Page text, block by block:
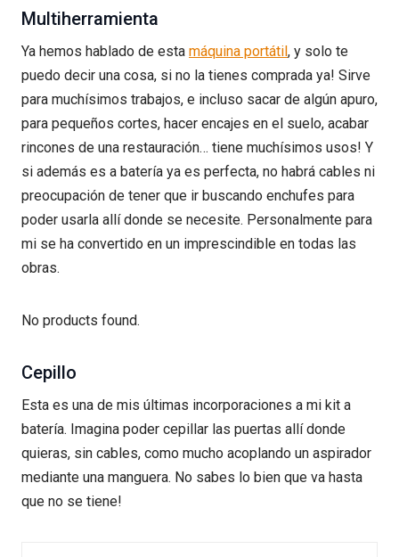
Multiherramienta
Ya hemos hablado de esta máquina portátil , y solo te
puedo decir una cosa, si no la tienes comprada ya! Sirve
para muchísimos trabajos, e incluso sacar de algún apuro,
para pequeños cortes, hacer encajes en el suelo, acabar
rincones de una restauración… tiene muchísimos usos! Y
si además es a batería ya es perfecta, no habrá cables ni
preocupación de tener que ir buscando enchufes para
poder usarla allí donde se necesite. Personalmente para
mi se ha convertido en un imprescindible en todas las
obras.
No products found.
Cepillo
Esta es una de mis últimas incorporaciones a mi kit a
batería. Imagina poder cepillar las puertas allí donde
quieras, sin cables, como mucho acoplando un aspirador
mediante una manguera. No sabes lo bien que va hasta
que no se tiene!